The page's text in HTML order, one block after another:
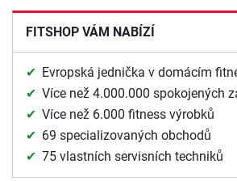
FITSHOP VÁM NABÍZÍ
Evropská jednička v domácím
Více než 4.000.000 spokojených
Více než 6.000 fitness výrobků
69 specializovaných obchodů
75 vlastních servisních techniků